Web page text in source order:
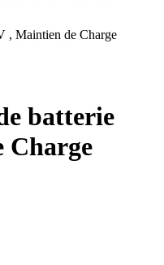
, Maintien de Charge
batterie
Charge